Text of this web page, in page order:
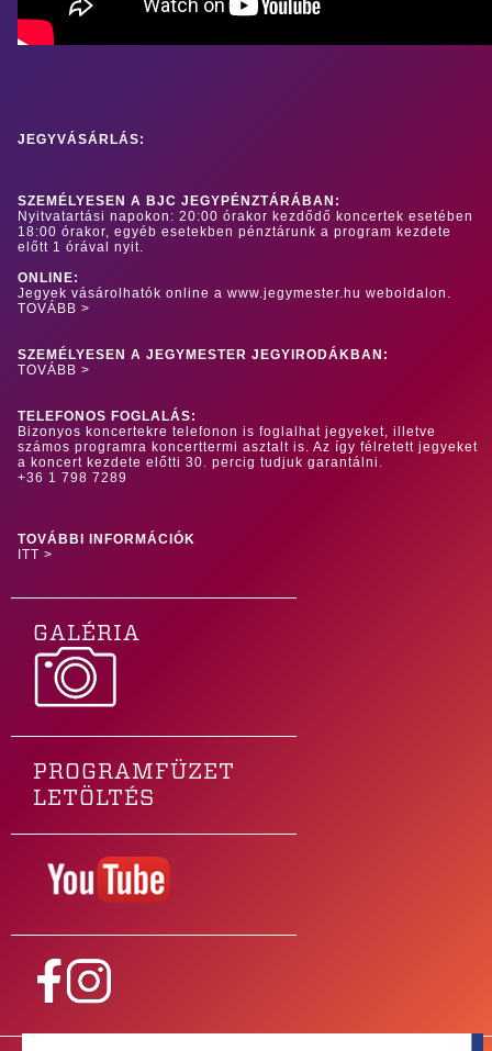
JEGYVÁSÁRLÁS:
SZEMÉLYESEN A BJC JEGYPÉNZTÁRÁBAN:
Nyitvatartási napokon: 20:00 órakor kezdődő koncertek esetében
18:00 órakor, egyéb esetekben pénztárunk a program kezdete
előtt 1 órával nyit.
ONLINE:
Jegyek vásárolhatók online a www.jegymester.hu weboldalon.
TOVÁBB >
SZEMÉLYESEN A JEGYMESTER JEGYIRODÁKBAN:
TOVÁBB >
TELEFONOS FOGLALÁS:
Bizonyos koncertekre telefonon is foglalhat jegyeket, illetve
számos programra koncerttermi asztalt is. Az így félretett jegyeket
a koncert kezdete előtti 30. percig tudjuk garantálni.
+36 1 798 7289
TOVÁBBI INFORMÁCIÓK
ITT >
GALÉRIA
PROGRAMFÜZET
LETÖLTÉS